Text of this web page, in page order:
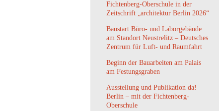
Fichtenberg-Oberschule in der
Zeitschrift „architektur Berlin 2026“
Baustart Büro- und Laborgebäude
am Standort Neustrelitz – Deutsches
Zentrum für Luft- und Raumfahrt
Beginn der Bauarbeiten am Palais
am Festungsgraben
Ausstellung und Publikation da!
Berlin – mit der Fichtenberg-
Oberschule